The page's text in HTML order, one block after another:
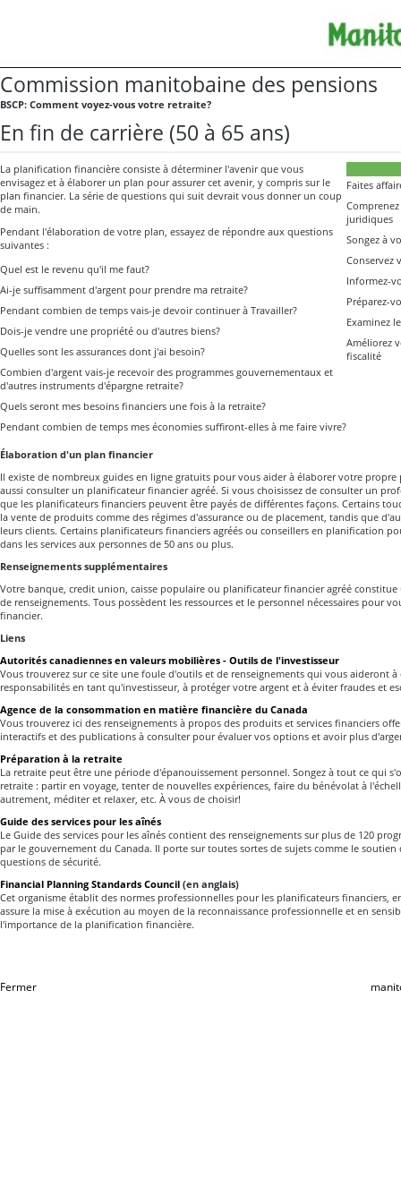
Commission manitobaine des pensions
BSCP: Comment voyez-vous votre retraite?
En fin de carrière (50 à 65 ans)
Faites
juridiques
Songez à
Conservez
Informez-
Préparez-
Examinez
Améliorez
fiscalité
La planification financière consiste à déterminer l'avenir que vous
envisagez et à élaborer un plan pour assurer cet avenir, y compris sur le
plan financier. La série de questions qui suit devrait vous donner un coup
de main.
Pendant l'élaboration de votre plan, essayez de répondre aux questions
suivantes :
Quel est le revenu qu'il me faut?
Ai-je suffisamment d'argent pour prendre ma retraite?
Pendant combien de temps vais-je devoir continuer à Travailler?
Dois-je vendre une propriété ou d'autres biens?
Quelles sont les assurances dont j'ai besoin?
Combien d'argent vais-je recevoir des programmes gouvernementaux et
d'autres instruments d'épargne retraite?
Quels seront mes besoins financiers une fois à la retraite?
Pendant combien de temps mes économies suffiront-elles à me faire vivre?
Élaboration d'un plan financier
Il existe de nombreux guides en ligne gratuits pour vous aider à élaborer votre
aussi consulter un planificateur financier agréé. Si vous choisissez de consulter un
que les planificateurs financiers peuvent être payés de différentes façons. Certains
la vente de produits comme des régimes d'assurance ou de placement, tandis que
leurs clients. Certains planificateurs financiers agréés ou conseillers en planification
dans les services aux personnes de 50 ans ou plus.
Renseignements supplémentaires
Votre banque, credit union, caisse populaire ou planificateur financier agréé
de renseignements. Tous possèdent les ressources et le personnel nécessaires pour
financier.
Liens
Autorités canadiennes en valeurs mobilières - Outils de l'investisseur
Vous trouverez sur ce site une foule d'outils et de renseignements qui vous aideront
responsabilités en tant qu'investisseur, à protéger votre argent et à éviter fraudes et
Agence de la consommation en matière financière du Canada
Vous trouverez ici des renseignements à propos des produits et services financiers
interactifs et des publications à consulter pour évaluer vos options et avoir plus
Préparation à la retraite
La retraite peut être une période d'épanouissement personnel. Songez à tout ce qui
retraite : partir en voyage, tenter de nouvelles expériences, faire du bénévolat à
autrement, méditer et relaxer, etc. À vous de choisir!
Guide des services pour les aînés
Le Guide des services pour les aînés contient des renseignements sur plus de 120
par le gouvernement du Canada. Il porte sur toutes sortes de sujets comme le soutien
questions de sécurité.
Financial Planning Standards Council (en anglais)
Cet organisme établit des normes professionnelles pour les planificateurs financiers,
assure la mise à exécution au moyen de la reconnaissance professionnelle et en
l'importance de la planification financière.
Fermer